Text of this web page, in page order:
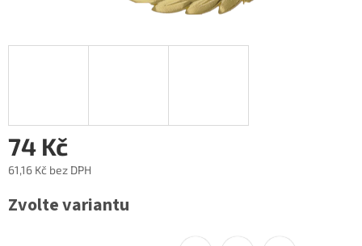
74 Kč
61,16 Kč bez DPH
cena:
Zvolte variantu